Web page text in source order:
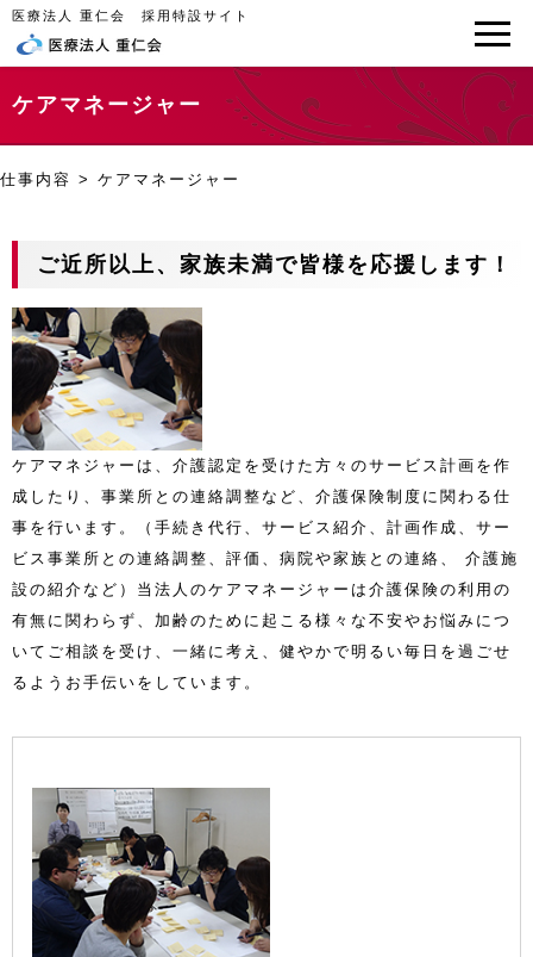
医療法人 重仁会 採用特設サイト
ケアマネージャー
仕事内容 > ケアマネージャー
ご近所以上、家族未満で皆様を応援します！
ケアマネジャーは、介護認定を受けた方々のサービス計画を作
成したり、事業所との連絡調整など、介護保険制度に関わる仕
事を行います。（手続き代行、サービス紹介、計画作成、サー
ビス事業所との連絡調整、評価、病院や家族との連絡、 介護施
設の紹介など）当法人のケアマネージャーは介護保険の利用の
有無に関わらず、加齢のために起こる様々な不安やお悩みにつ
いてご相談を受け、一緒に考え、健やかで明るい毎日を過ごせ
るようお手伝いをしています。